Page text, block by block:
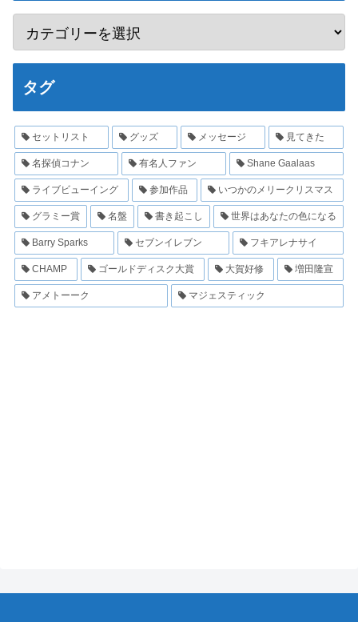
タグ
セットリスト グッズ メッセージ 見てきた
名探偵コナン 有名人ファン Shane Gaalaas
ライブビューイング 参加作品 いつかのメリークリスマス
グラミー賞 名盤 書き起こし 世界はあなたの色になる
Barry Sparks セブンイレブン フキアレナサイ
CHAMP ゴールドディスク大賞 大賀好修 増田隆宣
アメトーーク マジェスティック